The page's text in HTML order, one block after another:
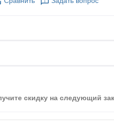
скидку на следующий